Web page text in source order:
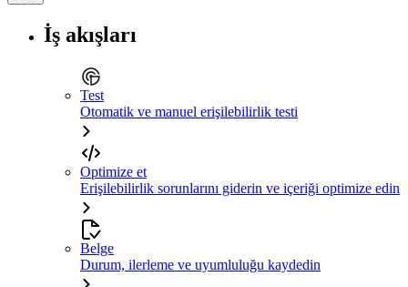
İş akışları
Test
Otomatik ve manuel erişilebilirlik testi
Optimize et
Erişilebilirlik sorunlarını giderin ve içeriği optimize edin
Belge
Durum, ilerleme ve uyumluluğu kaydedin